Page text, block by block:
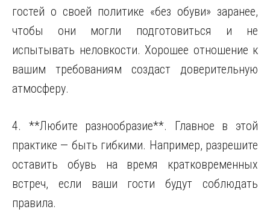
гостей о своей политике «без обуви» заранее,
чтобы они могли подготовиться и не
испытывать неловкости. Хорошее отношение к
вашим требованиям создаст доверительную
атмосферу.
4. **Любите разнообразие**. Главное в этой
практике — быть гибкими. Например, разрешите
оставить обувь на время кратковременных
встреч, если ваши гости будут соблюдать
правила.